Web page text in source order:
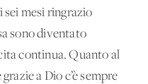
sei mesi ringrazio
sono diventato
continua. Quanto al
a Dio c’è sempre